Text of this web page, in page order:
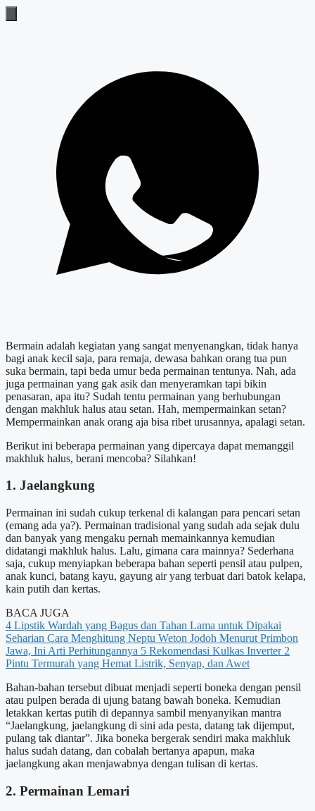
Bermain adalah kegiatan yang sangat menyenangkan, tidak hanya
bagi anak kecil saja, para remaja, dewasa bahkan orang tua pun
suka bermain, tapi beda umur beda permainan tentunya. Nah, ada
juga permainan yang gak asik dan menyeramkan tapi bikin
penasaran, apa itu? Sudah tentu permainan yang berhubungan
dengan makhluk halus atau setan. Hah, mempermainkan setan?
Mempermainkan anak orang aja bisa ribet urusannya, apalagi setan.
Berikut ini beberapa permainan yang dipercaya dapat memanggil
makhluk halus, berani mencoba? Silahkan!
1. Jaelangkung
Permainan ini sudah cukup terkenal di kalangan para pencari setan
(emang ada ya?). Permainan tradisional yang sudah ada sejak dulu
dan banyak yang mengaku pernah memainkannya kemudian
didatangi makhluk halus. Lalu, gimana cara mainnya? Sederhana
saja, cukup menyiapkan beberapa bahan seperti pensil atau pulpen,
anak kunci, batang kayu, gayung air yang terbuat dari batok kelapa,
kain putih dan kertas.
BACA JUGA
4 Lipstik Wardah yang Bagus dan Tahan Lama untuk Dipakai
Seharian Cara Menghitung Neptu Weton Jodoh Menurut Primbon
Jawa, Ini Arti Perhitungannya 5 Rekomendasi Kulkas Inverter 2
Pintu Termurah yang Hemat Listrik, Senyap, dan Awet
Bahan-bahan tersebut dibuat menjadi seperti boneka dengan pensil
atau pulpen berada di ujung batang bawah boneka. Kemudian
letakkan kertas putih di depannya sambil menyanyikan mantra
“Jaelangkung, jaelangkung di sini ada pesta, datang tak dijemput,
pulang tak diantar”. Jika boneka bergerak sendiri maka makhluk
halus sudah datang, dan cobalah bertanya apapun, maka
jaelangkung akan menjawabnya dengan tulisan di kertas.
2. Permainan Lemari